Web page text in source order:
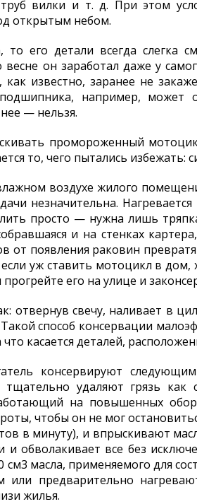
вилки и т. д. При этом
открытым небом.
то его детали всегда слегка
весне он заработал даже у
известно, заранее не
например, может
— нельзя.
промороженный
то, чего пытались
воздухе жилого
незначительна.
просто — нужна лишь
и на стенках
появления раковин
уж ставить мотоцикл в
его на улице и
отвернув свечу, наливает в
способ консервации
касается деталей,
консервируют
тщательно удаляют грязь
на повышенных
чтобы он не мог
в минуту), и впрыскивают
обволакивает все без
масла, применяемого для
или предварительно
жилья.